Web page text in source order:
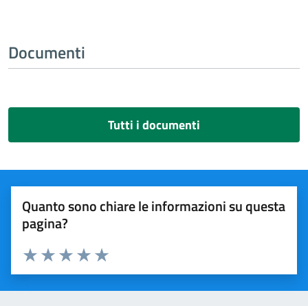
Documenti
Tutti i documenti
Quanto sono chiare le informazioni su questa
pagina?
Valuta 5 stelle su 5
Valuta 4 stelle su 5
Valuta 3 stelle su 5
Valuta 2 stelle su 5
Valuta 1 stelle su 5